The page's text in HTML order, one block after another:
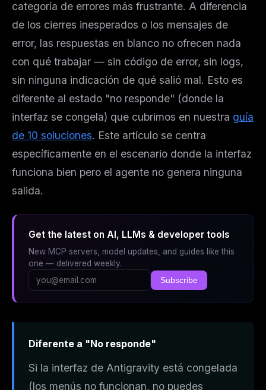
categoría de errores más frustrante. A diferencia
de los cierres inesperados o los mensajes de
error, las respuestas en blanco no ofrecen nada
con qué trabajar — sin código de error, sin logs,
sin ninguna indicación de qué salió mal. Esto es
diferente al estado "no responde" (donde la
interfaz se congela) que cubrimos en nuestra guía
de 10 soluciones. Este artículo se centra
específicamente en el escenario donde la interfaz
funciona bien pero el agente no genera ninguna
salida.
Get the latest on AI, LLMs & developer tools
New MCP servers, model updates, and guides like this
one — delivered weekly.
Subscribe
Diferente a "No responde"
Si la interfaz de Antigravity está congelada
(los menús no funcionan, no puedes